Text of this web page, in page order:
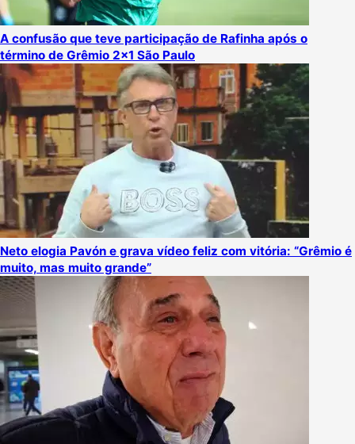
A confusão que teve participação de Rafinha após o
término de Grêmio 2×1 São Paulo
Neto elogia Pavón e grava vídeo feliz com vitória: “Grêmio é
muito, mas muito grande”